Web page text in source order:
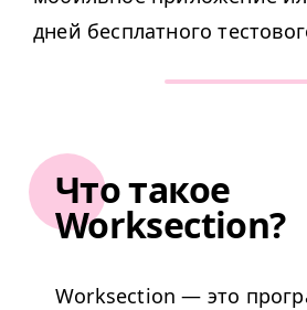
дней бесплатного
Что такое
Worksection?
Worksection — это